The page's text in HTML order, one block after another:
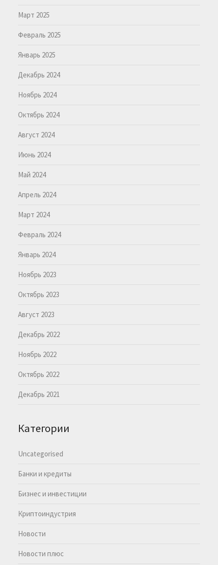
Март 2025
Февраль 2025
Январь 2025
Декабрь 2024
Ноябрь 2024
Октябрь 2024
Август 2024
Июнь 2024
Май 2024
Апрель 2024
Март 2024
Февраль 2024
Январь 2024
Ноябрь 2023
Октябрь 2023
Август 2023
Декабрь 2022
Ноябрь 2022
Октябрь 2022
Декабрь 2021
Категории
Uncategorised
Банки и кредиты
Бизнес и инвестиции
Криптоиндустрия
Новости
Новости плюс